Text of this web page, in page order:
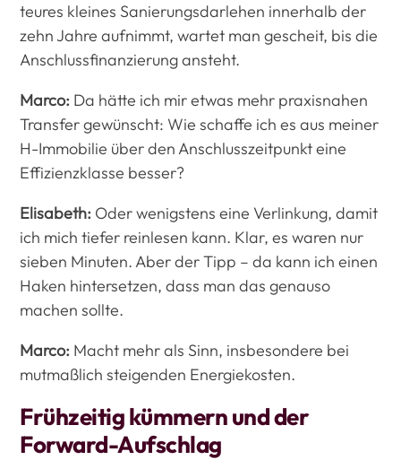
teures kleines Sanierungsdarlehen innerhalb der
zehn Jahre aufnimmt, wartet man gescheit, bis die
Anschlussfinanzierung ansteht.
Marco: Da hätte ich mir etwas mehr praxisnahen
Transfer gewünscht: Wie schaffe ich es aus meiner
H-Immobilie über den Anschlusszeitpunkt eine
Effizienzklasse besser?
Elisabeth: Oder wenigstens eine Verlinkung, damit
ich mich tiefer reinlesen kann. Klar, es waren nur
sieben Minuten. Aber der Tipp – da kann ich einen
Haken hintersetzen, dass man das genauso
machen sollte.
Marco: Macht mehr als Sinn, insbesondere bei
mutmaßlich steigenden Energiekosten.
Frühzeitig kümmern und der
Forward-Aufschlag